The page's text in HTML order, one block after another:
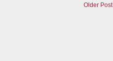
Older Post